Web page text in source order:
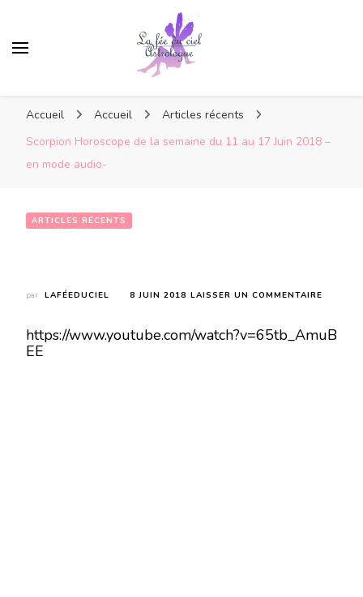
Accueil Accueil
Articles récents
Scorpion Horoscope de la semaine du 11 au 17 Juin 2018 –
en mode audio-
ARTICLES RÉCENTS
par LAFÉEDUCIEL 8 JUIN 2018 LAISSER UN COMMENTAIRE
DE
https://www.youtube.com/watch?v=65tb_AmuB
EE